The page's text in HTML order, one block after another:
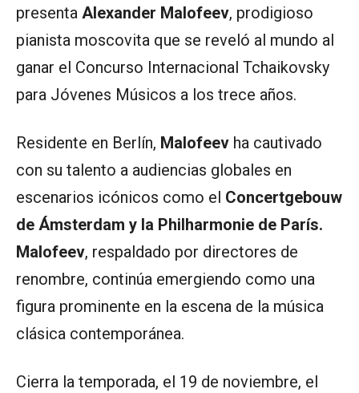
presenta Alexander Malofeev, prodigioso
pianista moscovita que se reveló al mundo al
ganar el Concurso Internacional Tchaikovsky
para Jóvenes Músicos a los trece años.
Residente en Berlín, Malofeev ha cautivado
con su talento a audiencias globales en
escenarios icónicos como el Concertgebouw
de Ámsterdam y la Philharmonie de París.
Malofeev, respaldado por directores de
renombre, continúa emergiendo como una
figura prominente en la escena de la música
clásica contemporánea.
Cierra la temporada, el 19 de noviembre, el